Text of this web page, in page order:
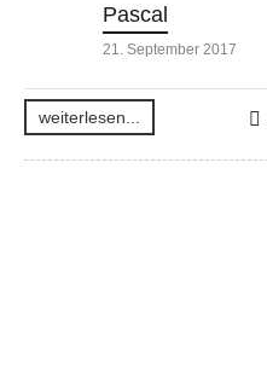
Pascal
21. September 2017
weiterlesen...